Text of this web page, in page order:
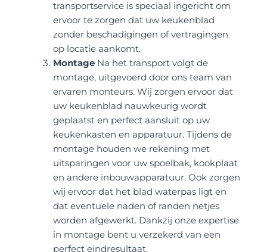
transportservice is speciaal ingericht om
ervoor te zorgen dat uw keukenblad
zonder beschadigingen of vertragingen
op locatie aankomt.
MontageNa het transport volgt de
montage, uitgevoerd door ons team van
ervaren monteurs. Wij zorgen ervoor dat
uw keukenblad nauwkeurig wordt
geplaatst en perfect aansluit op uw
keukenkasten en apparatuur. Tijdens de
montage houden we rekening met
uitsparingen voor uw spoelbak, kookplaat
en andere inbouwapparatuur. Ook zorgen
wij ervoor dat het blad waterpas ligt en
dat eventuele naden of randen netjes
worden afgewerkt. Dankzij onze expertise
in montage bent u verzekerd van een
perfect eindresultaat.